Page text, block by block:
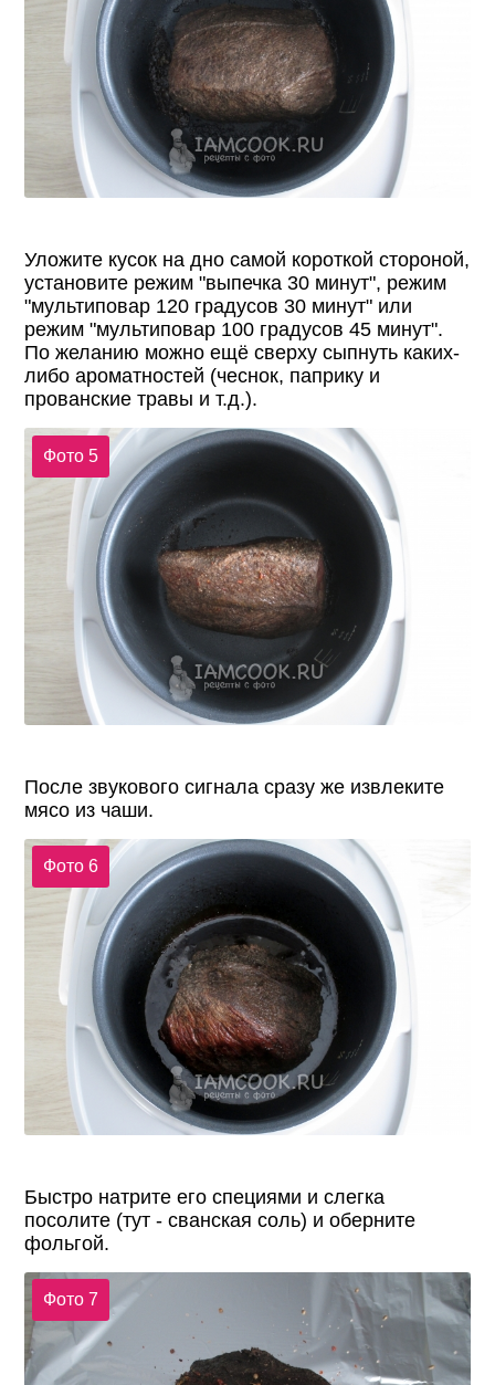
Уложите кусок на дно самой короткой стороной,
установите режим "выпечка 30 минут", режим
"мультиповар 120 градусов 30 минут" или
режим "мультиповар 100 градусов 45 минут".
По желанию можно ещё сверху сыпнуть каких-
либо ароматностей (чеснок, паприку и
прованские травы и т.д.).
Фото 5
После звукового сигнала сразу же извлеките
мясо из чаши.
Фото 6
Быстро натрите его специями и слегка
посолите (тут - сванская соль) и оберните
фольгой.
Фото 7